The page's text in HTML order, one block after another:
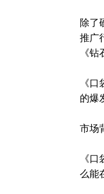
除了
推广
《
《
的爆
市场
《
么能